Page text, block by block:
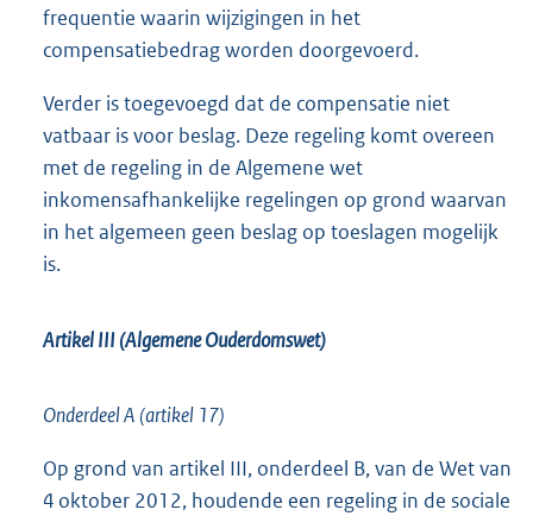
frequentie waarin wijzigingen in het
compensatiebedrag worden doorgevoerd.
Verder is toegevoegd dat de compensatie niet
vatbaar is voor beslag. Deze regeling komt overeen
met de regeling in de Algemene wet
inkomensafhankelijke regelingen op grond waarvan
in het algemeen geen beslag op toeslagen mogelijk
is.
Artikel III (Algemene Ouderdomswet)
Onderdeel A (artikel 17)
Op grond van artikel III, onderdeel B, van de Wet van
4 oktober 2012, houdende een regeling in de sociale